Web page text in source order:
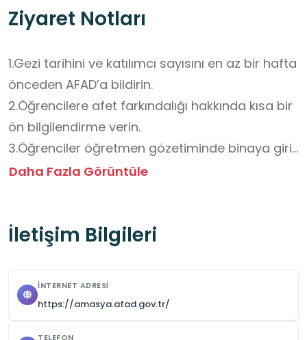
Ziyaret Notları
1.Gezi tarihini ve katılımcı sayısını en az bir hafta
önceden AFAD’a bildirin.
2.Öğrencilere afet farkındalığı hakkında kısa bir
ön bilgilendirme verin.
3.Öğrenciler öğretmen gözetiminde binaya giriş
yapar.
5.Sessiz olunmalı, koşmaktan ve disiplinsiz
dokunulmamalıdır.
Daha Fazla Görüntüle
İletişim Bilgileri
İNTERNET ADRESI
https://amasya.afad.gov.tr/
TELEFON